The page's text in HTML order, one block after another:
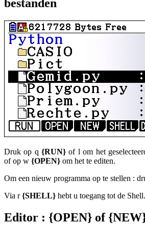
bestanden
Druk op q {RUN} of l om het
of op w {OPEN} om het te editen.
Om een nieuw programma op te stellen :
Via r {SHELL} hebt u toegang tot de Shell.
Editor : {OPEN} of